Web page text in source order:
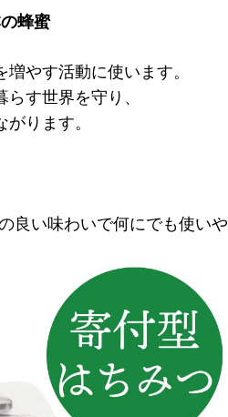
蜂蜜
やす活動に使います。
す世界を守り、
ります。
良い味わいで何にでも使いや